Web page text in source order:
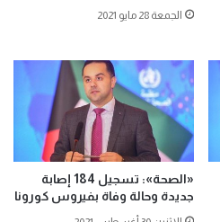
الجمعة 28 مايو 2021
«الصحة»: تسجيل 184 إصابة
جديدة وحالة وفاة بفيروس كورونا